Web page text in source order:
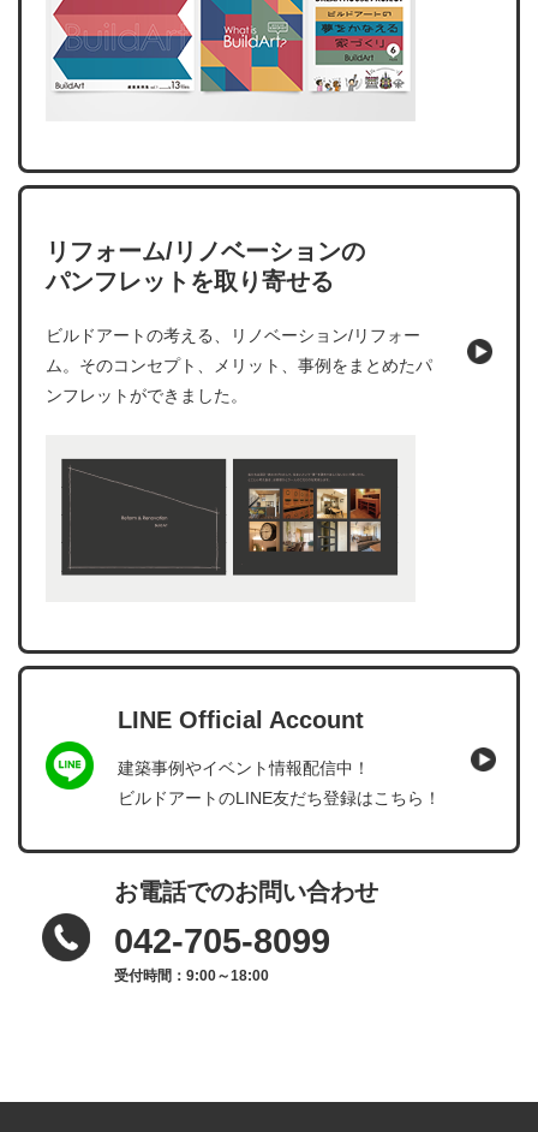
リフォーム/リノベーションの
パンフレットを取り寄せる
ビルドアートの考える、リノベーション/リフォー
ム。そのコンセプト、メリット、事例をまとめたパ
ンフレットができました。
LINE Official Account
建築事例やイベント情報配信中！
ビルドアートのLINE友だち登録はこちら！
お電話でのお問い合わせ
042-705-8099
受付時間：9:00～18:00